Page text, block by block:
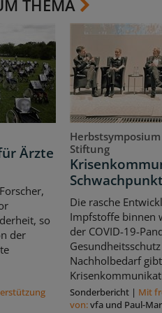
THEMA
Ärzte
so
der
Stiftung
Die rasche
Impfstoffe binnen
der COVID-19-
Nachholbedarf
Sonderbericht| Mit
von:vfa und Paul-